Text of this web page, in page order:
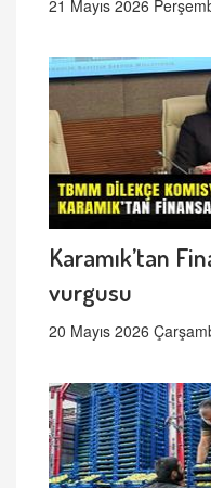
21 Mayıs 2026
Karamık’tan
vurgusu
20 Mayıs 2026